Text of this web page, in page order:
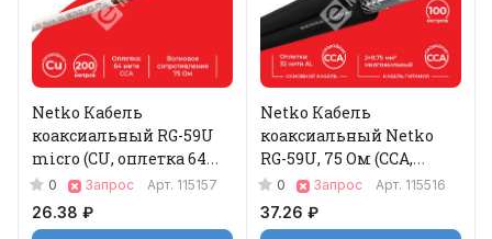
Netko Кабель
коаксиальный RG-59U
micro (CU, оплетка 64
нити CCA), белый (200м)
Optima
0 Запрос Арт. 115157
26.38 ₽
Netko Кабель
коаксиальный Netko
RG-59U, 75 Ом (CCA,
оплетка 32 нити AL) +
кабель питания
2x0.75мм2
0 Запрос Арт. 115516
37.26 ₽